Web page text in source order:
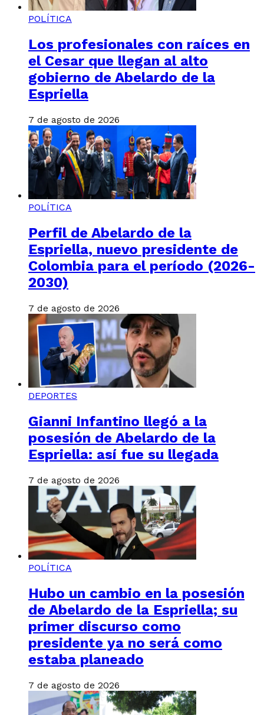
POLÍTICA
Los profesionales con raíces en
el Cesar que llegan al alto
gobierno de Abelardo de la
Espriella
7 de agosto de 2026
POLÍTICA
Perfil de Abelardo de la
Espriella, nuevo presidente de
Colombia para el período (2026-
2030)
7 de agosto de 2026
DEPORTES
Gianni Infantino llegó a la
posesión de Abelardo de la
Espriella: así fue su llegada
7 de agosto de 2026
POLÍTICA
Hubo un cambio en la posesión
de Abelardo de la Espriella; su
primer discurso como
presidente ya no será como
estaba planeado
7 de agosto de 2026